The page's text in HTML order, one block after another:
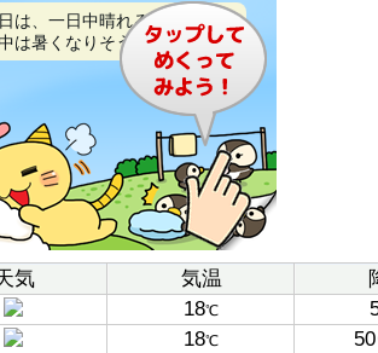
は、一日中晴れるでしょう。
は暑くなりそうです。
気 気温
18℃
18℃ 50